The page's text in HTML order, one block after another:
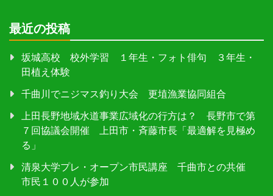
最近の投稿
坂城高校 校外学習 １年生・フォト俳句 ３年生・
田植え体験
千曲川でニジマス釣り大会 更埴漁業協同組合
上田長野地域水道事業広域化の行方は？ 長野市で第
７回協議会開催 上田市・斉藤市長「最適解を見極め
る」
清泉大学プレ・オープン市民講座 千曲市との共催
市民１００人が参加